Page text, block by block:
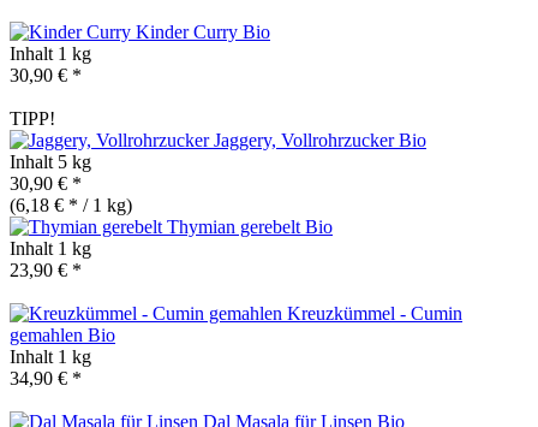
Kinder Curry Bio
Inhalt 1 kg
30,90 € *
TIPP!
Jaggery, VollrohrzuckerBio
Inhalt 5 kg
30,90 € *
(6,18 € * / 1 kg)
Thymian gerebelt Bio
Inhalt 1 kg
23,90 € *
Kreuzkümmel - Cumin
gemahlen Bio
Inhalt 1 kg
34,90 € *
Dal Masala für Linsen Bio